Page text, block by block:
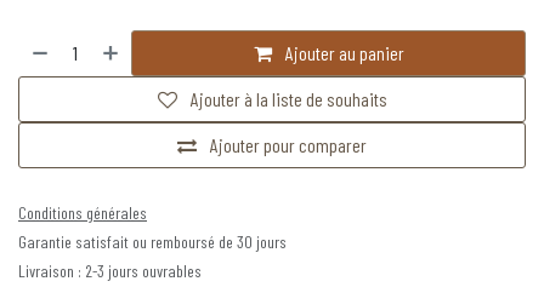
Ajouter au panier
Ajouter pour comparer
Ajouter à la liste de souhaits
Conditions générales
Garantie satisfait ou remboursé de 30 jours
Livraison : 2-3 jours ouvrables